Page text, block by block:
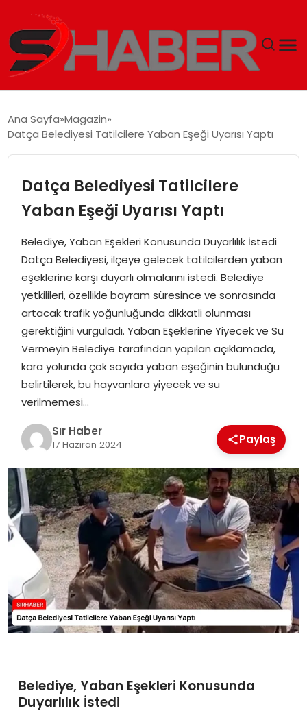
MAGAZIN
TEKNOLOJI
SPOR
EKONOMI
SIYASET
EĞITIM
YAŞAM
Ana Sayfa Magazin
Datça Belediyesi Tatilcilere Yaban Eşeği Uyarısı Yaptı
Datça Belediyesi Tatilcilere
Yaban Eşeği Uyarısı Yaptı
Belediye, Yaban Eşekleri Konusunda Duyarlılık İstedi
Datça Belediyesi, ilçeye gelecek tatilcilerden yaban
eşeklerine karşı duyarlı olmalarını istedi. Belediye
yetkilileri, özellikle bayram süresince ve sonrasında
artacak trafik yoğunluğunda dikkatli olunması
gerektiğini vurguladı. Yaban Eşeklerine Yiyecek ve Su
Vermeyin Belediye tarafından yapılan açıklamada,
kara yolunda çok sayıda yaban eşeğinin bulunduğu
belirtilerek, bu hayvanlara yiyecek ve su
verilmemesi…
Sır Haber
17 Haziran 2024 Paylaş
Belediye, Yaban Eşekleri Konusunda
Duyarlılık İstedi